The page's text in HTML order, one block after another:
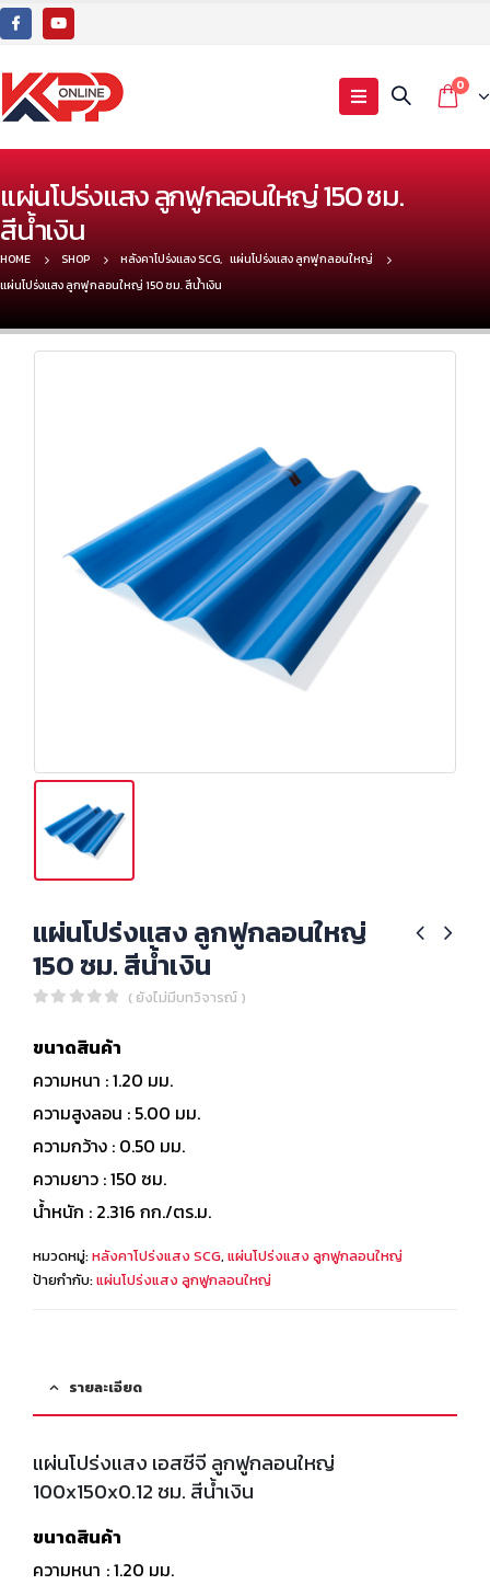
0
แผ่นโปร่งแสง ลูกฟูกลอนใหญ่ 150 ซม.
สีน้ำเงิน
HOME SHOP หลังคาโปร่งแสง SCG, แผ่นโปร่งแสง ลูกฟูกลอนใหญ่
แผ่นโปร่งแสง ลูกฟูกลอนใหญ่ 150 ซม. สีน้ำเงิน
แผ่นโปร่งแสง ลูกฟูกลอนใหญ่
150 ซม. สีน้ำเงิน
( ยังไม่มีบทวิจารณ์ )
ขนาดสินค้า
ความหนา : 1.20 มม.
ความสูงลอน : 5.00 มม.
ความกว้าง : 0.50 มม.
ความยาว : 150 ซม.
น้ำหนัก : 2.316 กก./ตร.ม.
หมวดหมู่:หลังคาโปร่งแสง SCG, แผ่นโปร่งแสง ลูกฟูกลอนใหญ่
ป้ายกำกับ:แผ่นโปร่งแสง ลูกฟูกลอนใหญ่
รายละเอียด
แผ่นโปร่งแสง เอสซีจี ลูกฟูกลอนใหญ่
100x150x0.12 ซม. สีน้ำเงิน
ขนาดสินค้า
ความหนา : 1.20 มม.